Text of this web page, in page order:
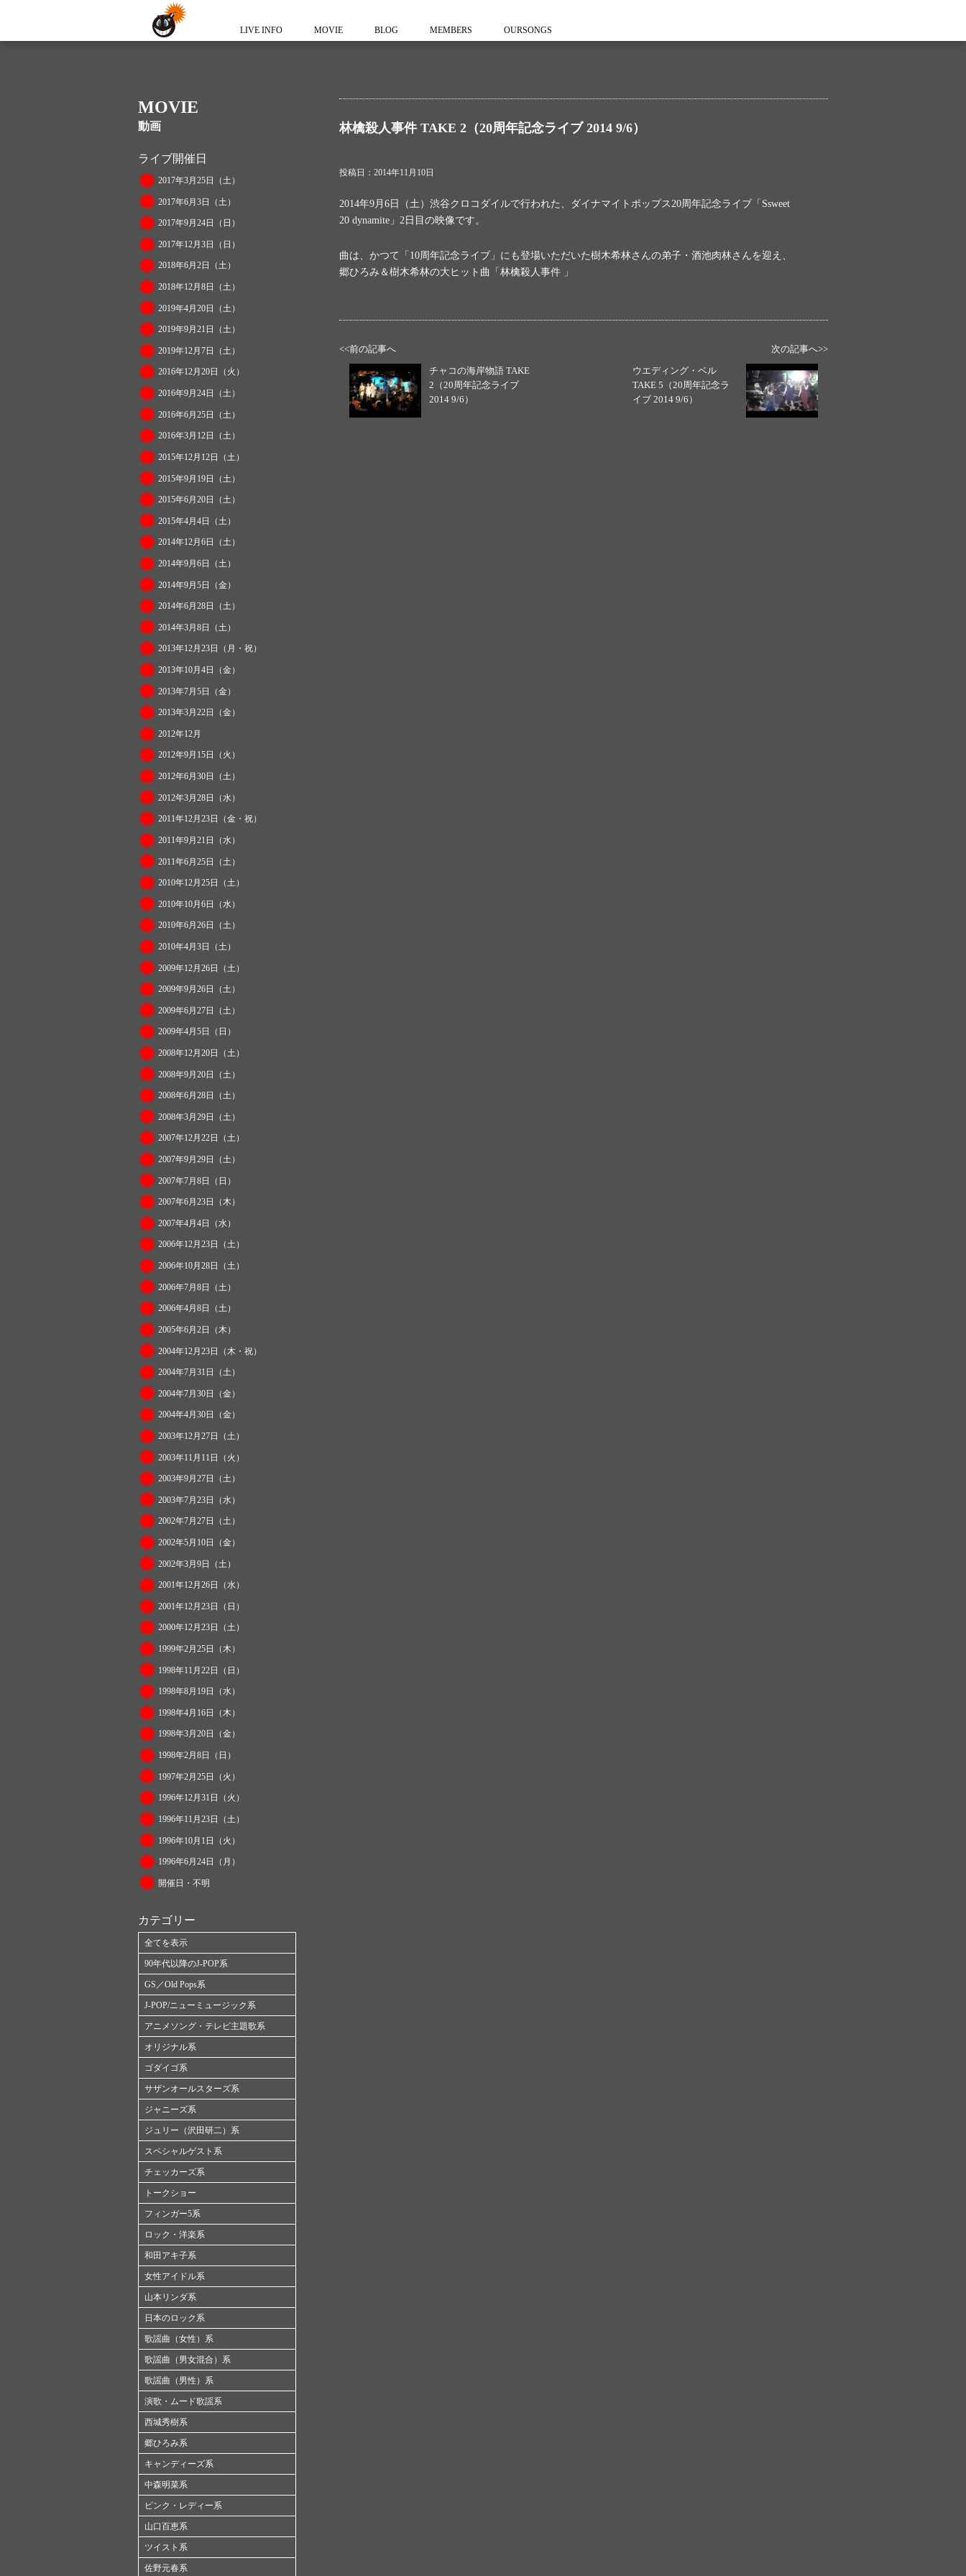
LIVE INFO MOVIE BLOG MEMBERS OURSONGS
MOVIE
動画
ライブ開催日
2017年3月25日（土）
2017年6月3日（土）
2017年9月24日（日）
2017年12月3日（日）
2018年6月2日（土）
2018年12月8日（土）
2019年4月20日（土）
2019年9月21日（土）
2019年12月7日（土）
2016年12月20日（火）
2016年9月24日（土）
2016年6月25日（土）
2016年3月12日（土）
2015年12月12日（土）
2015年9月19日（土）
2015年6月20日（土）
2015年4月4日（土）
2014年12月6日（土）
2014年9月6日（土）
2014年9月5日（金）
2014年6月28日（土）
2014年3月8日（土）
2013年12月23日（月・祝）
2013年10月4日（金）
2013年7月5日（金）
2013年3月22日（金）
2012年12月
2012年9月15日（火）
2012年6月30日（土）
2012年3月28日（水）
2011年12月23日（金・祝）
2011年9月21日（水）
2011年6月25日（土）
2010年12月25日（土）
2010年10月6日（水）
2010年6月26日（土）
2010年4月3日（土）
2009年12月26日（土）
2009年9月26日（土）
2009年6月27日（土）
2009年4月5日（日）
2008年12月20日（土）
2008年9月20日（土）
2008年6月28日（土）
2008年3月29日（土）
2007年12月22日（土）
2007年9月29日（土）
2007年7月8日（日）
2007年6月23日（木）
2007年4月4日（水）
2006年12月23日（土）
2006年10月28日（土）
2006年7月8日（土）
2006年4月8日（土）
2005年6月2日（木）
2004年12月23日（木・祝）
2004年7月31日（土）
2004年7月30日（金）
2004年4月30日（金）
2003年12月27日（土）
2003年11月11日（火）
2003年9月27日（土）
2003年7月23日（水）
2002年7月27日（土）
2002年5月10日（金）
2002年3月9日（土）
2001年12月26日（水）
2001年12月23日（日）
2000年12月23日（土）
1999年2月25日（木）
1998年11月22日（日）
1998年8月19日（水）
1998年4月16日（木）
1998年3月20日（金）
1998年2月8日（日）
1997年2月25日（火）
1996年12月31日（火）
1996年11月23日（土）
1996年10月1日（火）
1996年6月24日（月）
開催日・不明
カテゴリー
全てを表示
90年代以降のJ-POP系
GS／Old Pops系
J-POP/ニューミュージック系
アニメソング・テレビ主題歌系
オリジナル系
ゴダイゴ系
サザンオールスターズ系
ジャニーズ系
ジュリー（沢田研二）系
スペシャルゲスト系
チェッカーズ系
トークショー
フィンガー5系
ロック・洋楽系
和田アキ子系
女性アイドル系
山本リンダ系
日本のロック系
歌謡曲（女性）系
歌謡曲（男女混合）系
歌謡曲（男性）系
演歌・ムード歌謡系
西城秀樹系
郷ひろみ系
キャンディーズ系
中森明菜系
ピンク・レディー系
山口百恵系
ツイスト系
佐野元春系
林檎殺人事件 TAKE 2（20周年記念ライブ 2014 9/6）
投稿日：2014年11月10日
2014年9月6日（土）渋谷クロコダイルで行われた、ダイナマイトポップス20周年記念ライブ「Ssweet
20 dynamite」2日目の映像です。
曲は、かつて「10周年記念ライブ」にも登場いただいた樹木希林さんの弟子・酒池肉林さんを迎え、
郷ひろみ＆樹木希林の大ヒット曲「林檎殺人事件 」
<<前の記事へ
チャコの海岸物語 TAKE
2（20周年記念ライブ
2014 9/6）
次の記事へ>>
ウエディング・ベル
TAKE 5（20周年記念ラ
イブ 2014 9/6）